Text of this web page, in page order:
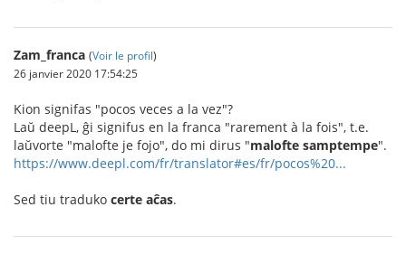
Zam_franca (Voir le profil)
26 janvier 2020 17:54:25
Kion signifas "pocos veces a la vez"?
Laŭ deepL, ĝi signifus en la franca "rarement à la fois", t.e.
laŭvorte "malofte je fojo", do mi dirus "malofte samptempe".
https://www.deepl.com/fr/translator#es/fr/pocos%20...
Sed tiu traduko certe aĉas.